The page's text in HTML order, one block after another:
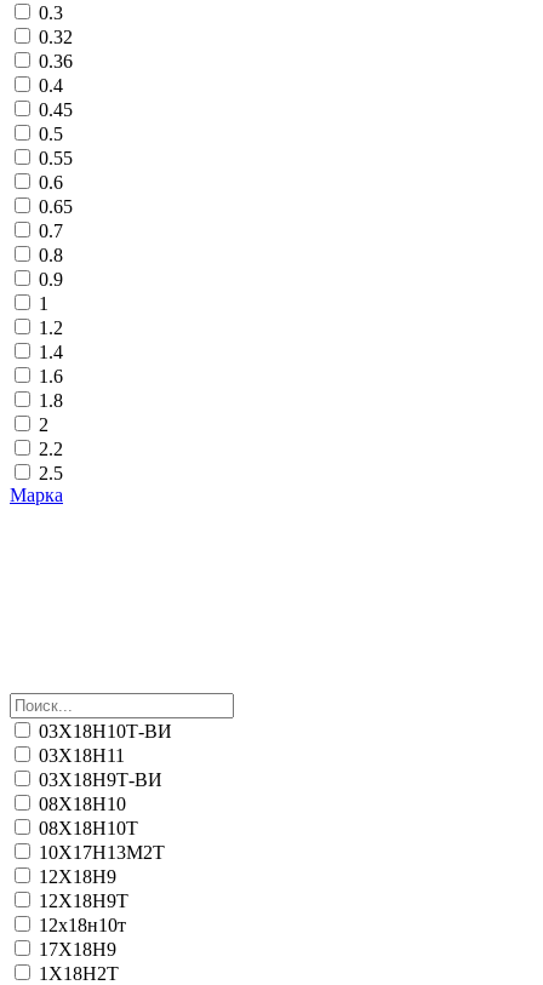
0.3
0.32
0.36
0.4
0.45
0.5
0.55
0.6
0.65
0.7
0.8
0.9
1
1.2
1.4
1.6
1.8
2
2.2
2.5
Марка
03Х18Н10Т-ВИ
03Х18Н11
03Х18Н9Т-ВИ
08Х18Н10
08Х18Н10Т
10Х17Н13М2Т
12Х18Н9
12Х18Н9Т
12х18н10т
17Х18Н9
1Х18Н2Т